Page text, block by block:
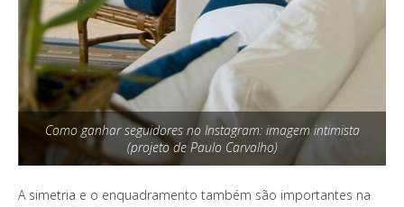
Como ganhar seguidores no Instagram: imagem intimista
(projeto de Paulo Carvalho)
A simetria e o enquadramento também são importantes na